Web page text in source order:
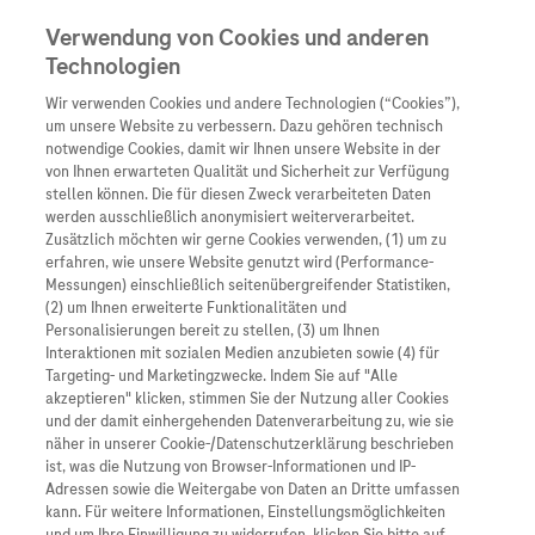
Unternehmen
Übersicht
Wer wir sind
Was uns antreibt
Unsere Standorte
Roche Stories
Events
Innovation
Übersicht
Forschung
Personalisierte
Digitalisierung
Blog Zukunftslabor
Übersicht
Unser Service für
Informationen zu
Diagnostik ist
Klinische Studien
Arzneimittel
Übersicht
Arzneimittel A-Z
Roche Pipeline
Roche Fachportal
Diagnostik
Kontakt
Presse
Karriere
Verwendung von Cookies und anderen
Technologien
Wir verwenden Cookies und andere Technologien (“Cookies”),
um unsere Website zu verbessern. Dazu gehören technisch
notwendige Cookies, damit wir Ihnen unsere Website in der
von Ihnen erwarteten Qualität und Sicherheit zur Verfügung
stellen können. Die für diesen Zweck verarbeiteten Daten
werden ausschließlich anonymisiert weiterverarbeitet.
Zusätzlich möchten wir gerne Cookies verwenden, (1) um zu
erfahren, wie unsere Website genutzt wird (Performance-
Messungen) einschließlich seitenübergreifender Statistiken,
(2) um Ihnen erweiterte Funktionalitäten und
Personalisierungen bereit zu stellen, (3) um Ihnen
Interaktionen mit sozialen Medien anzubieten sowie (4) für
Targeting- und Marketingzwecke. Indem Sie auf "Alle
akzeptieren" klicken, stimmen Sie der Nutzung aller Cookies
und der damit einhergehenden Datenverarbeitung zu, wie sie
näher in unserer Cookie-/Datenschutzerklärung beschrieben
ist, was die Nutzung von Browser-Informationen und IP-
Adressen sowie die Weitergabe von Daten an Dritte umfassen
kann. Für weitere Informationen, Einstellungsmöglichkeiten